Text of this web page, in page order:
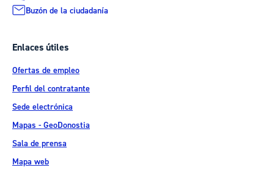
Buzón de la ciudadanía
Enlaces útiles
Ofertas de empleo
Perfil del contratante
Sede electrónica
Mapas - GeoDonostia
Sala de prensa
Mapa web